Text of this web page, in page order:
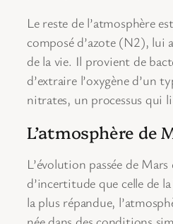
Le reste de l’atmosphère
composé d’azote (N2), lui
de la vie. Il provient de
d’extraire l’oxygène d’un
nitrates, un processus qui
L’atmosphère de
L’évolution passée de
d’incertitude que celle de
la plus répandue,